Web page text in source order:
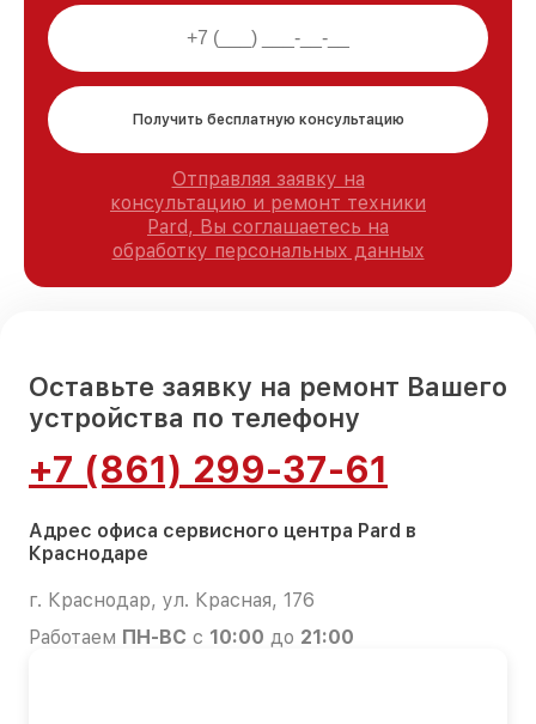
Получить бесплатную консультацию
Отправляя заявку на
консультацию и ремонт техники
Pard, Вы соглашаетесь на
обработку персональных данных
Оставьте заявку на ремонт Вашего
устройства по телефону
+7 (861) 299-37-61
Адрес офиса сервисного центра Pard в
Краснодаре
г. Краснодар, ул. Красная, 176
Работаем ПН-ВС с 10:00 до 21:00